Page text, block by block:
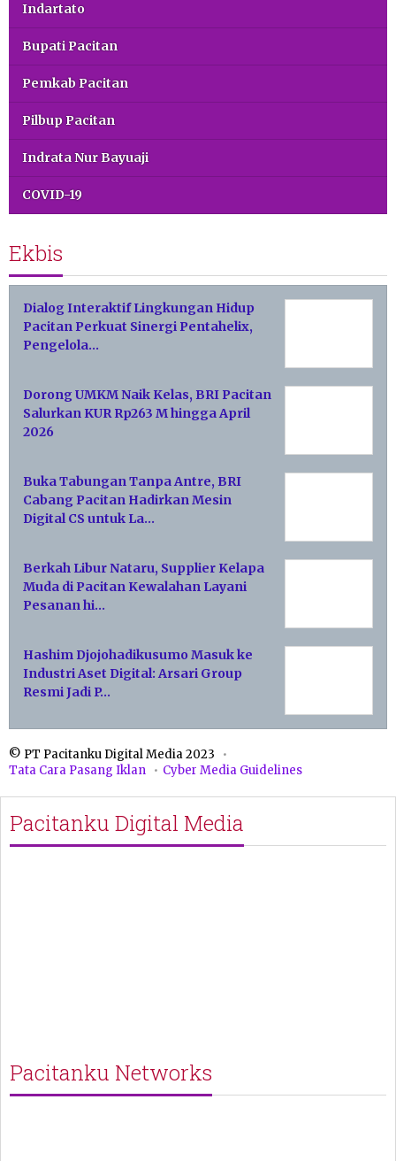
Indartato
Bupati Pacitan
Pemkab Pacitan
Pilbup Pacitan
Indrata Nur Bayuaji
COVID-19
Ekbis
Dialog Interaktif Lingkungan Hidup
Pacitan Perkuat Sinergi Pentahelix,
Pengelola…
Dorong UMKM Naik Kelas, BRI Pacitan
Salurkan KUR Rp263 M hingga April
2026
Buka Tabungan Tanpa Antre, BRI
Cabang Pacitan Hadirkan Mesin
Digital CS untuk La…
Berkah Libur Nataru, Supplier Kelapa
Muda di Pacitan Kewalahan Layani
Pesanan hi…
Hashim Djojohadikusumo Masuk ke
Industri Aset Digital: Arsari Group
Resmi Jadi P…
© PT Pacitanku Digital Media 2023
Tata Cara Pasang Iklan
Cyber Media Guidelines
Pacitanku Digital Media
Pacitanku Networks